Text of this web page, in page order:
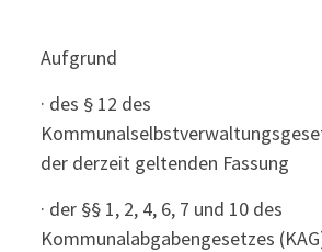
Aufgrund
· des § 12 des
der derzeit geltenden Fassung
· der §§ 1, 2, 4, 6, 7 und 10 des
Kommunalabgabengesetzes